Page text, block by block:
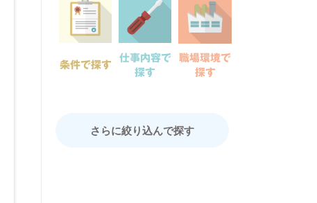
条件で探す
仕事内容で
探す
職場環境で
探す
さらに絞り込んで探す